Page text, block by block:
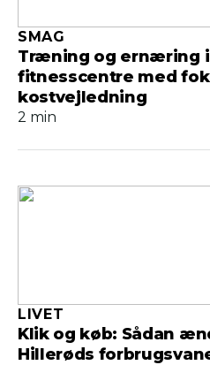
Træning og ernæring i
fitnesscentre med
kostvejledning
SMAG
2 min
Klik og køb: Sådan
Hillerøds
LIVET